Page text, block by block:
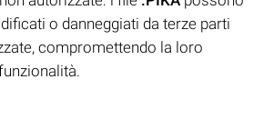
o danneggiati da terze parti
compromettendo la loro